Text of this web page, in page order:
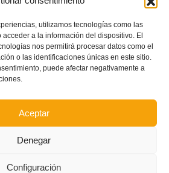
utilizamos tecnologías como las
a la información del dispositivo. El
nos permitirá procesar datos como el
o las identificaciones únicas en este sitio.
puede afectar negativamente a
Aceptar
Denegar
Configuración
de Final de La Nostra Copa Valenta en